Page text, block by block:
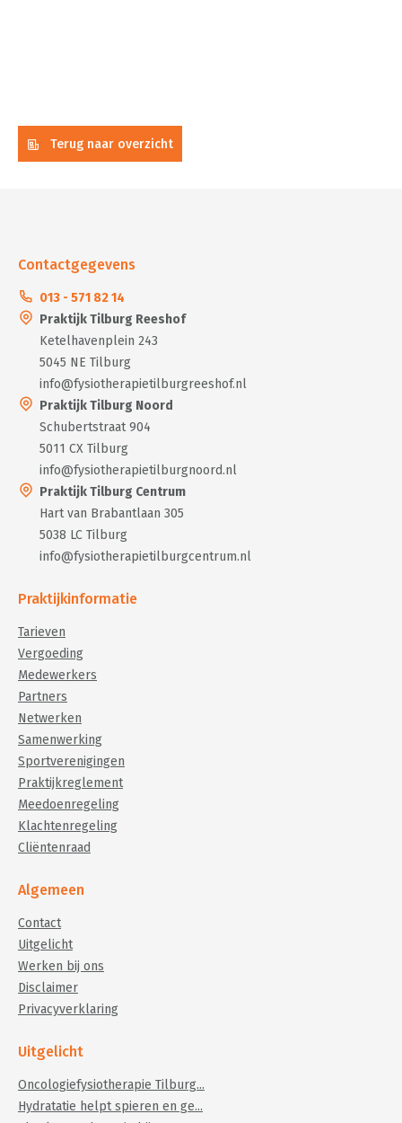
Terug naar overzicht
Contactgegevens
013 - 571 82 14
Praktijk Tilburg Reeshof
Ketelhavenplein 243
5045 NE Tilburg
info@fysiotherapietilburgreeshof.nl
Praktijk Tilburg Noord
Schubertstraat 904
5011 CX Tilburg
info@fysiotherapietilburgnoord.nl
Praktijk Tilburg Centrum
Hart van Brabantlaan 305
5038 LC Tilburg
info@fysiotherapietilburgcentrum.nl
Praktijkinformatie
Tarieven
Vergoeding
Medewerkers
Partners
Netwerken
Samenwerking
Sportverenigingen
Praktijkreglement
Meedoenregeling
Klachtenregeling
Cliëntenraad
Algemeen
Contact
Uitgelicht
Werken bij ons
Disclaimer
Privacyverklaring
Uitgelicht
Oncologiefysiotherapie Tilburg...
Hydratatie helpt spieren en ge...